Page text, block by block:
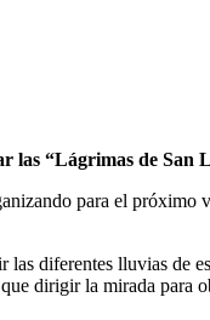
las “Lágrimas de San
para el próximo
diferentes lluvias de
dirigir la mirada para